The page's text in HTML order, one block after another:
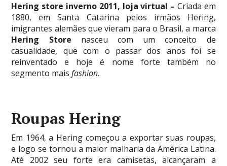
Hering store inverno 2011, loja virtual – Criada em
1880, em Santa Catarina pelos irmãos Hering,
imigrantes alemães que vieram para o Brasil, a marca
Hering Store nasceu com um conceito de
casualidade, que com o passar dos anos foi se
reinventado e hoje é nome forte também no
segmento maisfashion.
Roupas Hering
Em 1964, a Hering começou a exportar suas roupas,
e logo se tornou a maior malharia da América Latina.
Até 2002 seu forte era camisetas, alcançaram a